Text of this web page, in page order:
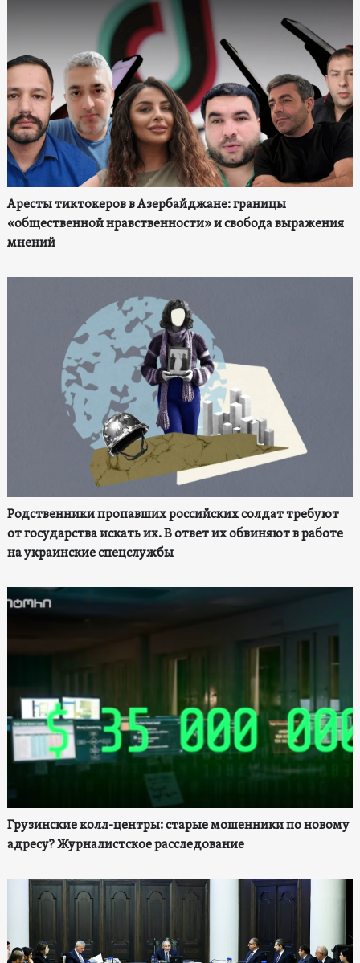
Аресты тиктокеров в Азербайджане: границы
«общественной нравственности» и свобода выражения
мнений
Родственники пропавших российских солдат требуют
от государства искать их. В ответ их обвиняют в работе
на украинские спецслужбы
Грузинские колл-центры: старые мошенники по новому
адресу? Журналистское расследование